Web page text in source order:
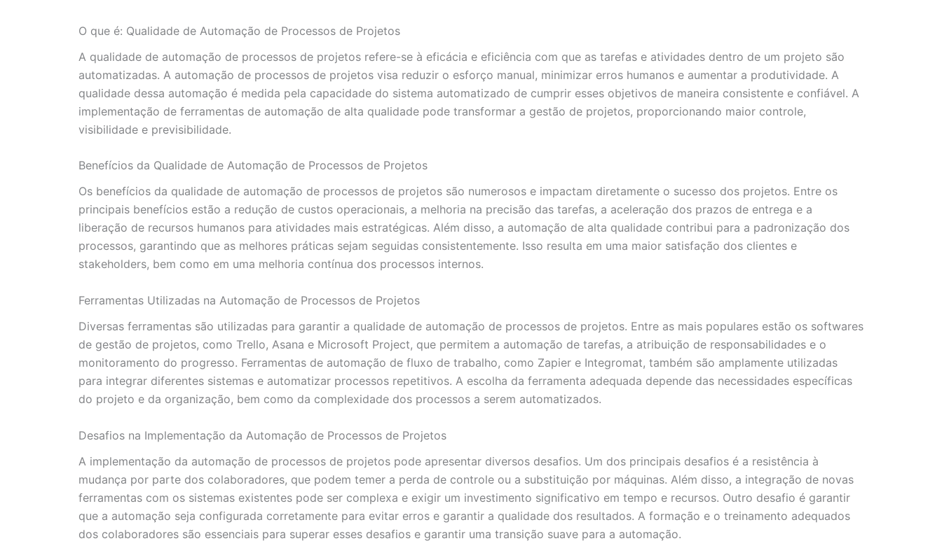
O que é: Qualidade de Automação de Processos de Projetos
A qualidade de automação de processos de projetos refere-se à eficácia e eficiência com que as tarefas e atividades dentro de um projeto são
automatizadas. A automação de processos de projetos visa reduzir o esforço manual, minimizar erros humanos e aumentar a produtividade. A
qualidade dessa automação é medida pela capacidade do sistema automatizado de cumprir esses objetivos de maneira consistente e confiável. A
implementação de ferramentas de automação de alta qualidade pode transformar a gestão de projetos, proporcionando maior controle,
visibilidade e previsibilidade.
Benefícios da Qualidade de Automação de Processos de Projetos
Os benefícios da qualidade de automação de processos de projetos são numerosos e impactam diretamente o sucesso dos projetos. Entre os
principais benefícios estão a redução de custos operacionais, a melhoria na precisão das tarefas, a aceleração dos prazos de entrega e a
liberação de recursos humanos para atividades mais estratégicas. Além disso, a automação de alta qualidade contribui para a padronização dos
processos, garantindo que as melhores práticas sejam seguidas consistentemente. Isso resulta em uma maior satisfação dos clientes e
stakeholders, bem como em uma melhoria contínua dos processos internos.
Ferramentas Utilizadas na Automação de Processos de Projetos
Diversas ferramentas são utilizadas para garantir a qualidade de automação de processos de projetos. Entre as mais populares estão os softwares
de gestão de projetos, como Trello, Asana e Microsoft Project, que permitem a automação de tarefas, a atribuição de responsabilidades e o
monitoramento do progresso. Ferramentas de automação de fluxo de trabalho, como Zapier e Integromat, também são amplamente utilizadas
para integrar diferentes sistemas e automatizar processos repetitivos. A escolha da ferramenta adequada depende das necessidades específicas
do projeto e da organização, bem como da complexidade dos processos a serem automatizados.
Desafios na Implementação da Automação de Processos de Projetos
A implementação da automação de processos de projetos pode apresentar diversos desafios. Um dos principais desafios é a resistência à
mudança por parte dos colaboradores, que podem temer a perda de controle ou a substituição por máquinas. Além disso, a integração de novas
ferramentas com os sistemas existentes pode ser complexa e exigir um investimento significativo em tempo e recursos. Outro desafio é garantir
que a automação seja configurada corretamente para evitar erros e garantir a qualidade dos resultados. A formação e o treinamento adequados
dos colaboradores são essenciais para superar esses desafios e garantir uma transição suave para a automação.